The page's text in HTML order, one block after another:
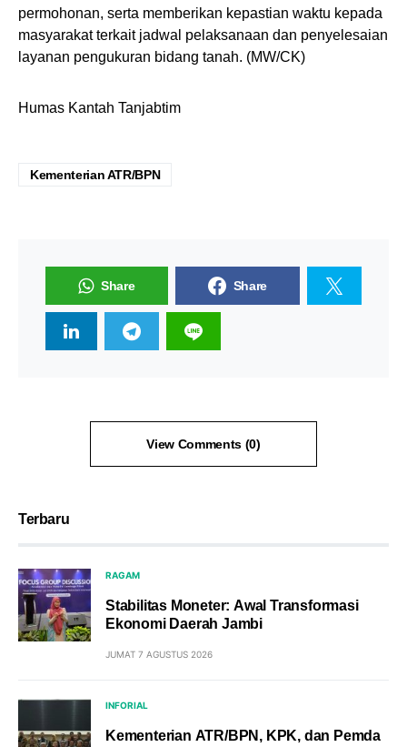
permohonan, serta memberikan kepastian waktu kepada
masyarakat terkait jadwal pelaksanaan dan penyelesaian
layanan pengukuran bidang tanah. (MW/CK)
Humas Kantah Tanjabtim
Kementerian ATR/BPN
Share Share
View Comments (0)
Terbaru
RAGAM
Stabilitas Moneter: Awal Transformasi
Ekonomi Daerah Jambi
JUMAT 7 AGUSTUS 2026
INFORIAL
Kementerian ATR/BPN, KPK, dan Pemda